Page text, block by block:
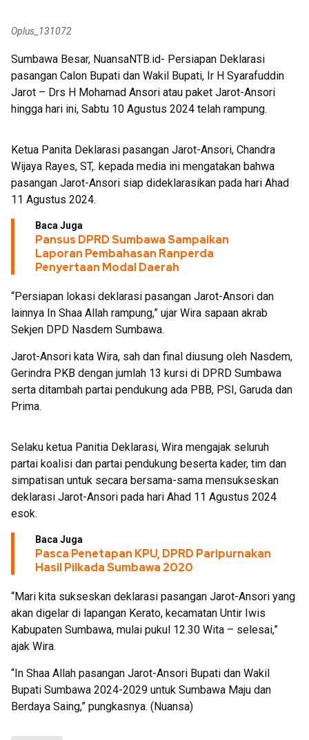
Oplus_131072
Sumbawa Besar, NuansaNTB.id- Persiapan Deklarasi
pasangan Calon Bupati dan Wakil Bupati, Ir H Syarafuddin
Jarot – Drs H Mohamad Ansori atau paket Jarot-Ansori
hingga hari ini, Sabtu 10 Agustus 2024 telah rampung.
Ketua Panita Deklarasi pasangan Jarot-Ansori, Chandra
Wijaya Rayes, ST,. kepada media ini mengatakan bahwa
pasangan Jarot-Ansori siap dideklarasikan pada hari Ahad
11 Agustus 2024.
Baca Juga
Pansus DPRD Sumbawa Sampaikan
Laporan Pembahasan Ranperda
Penyertaan Modal Daerah
“Persiapan lokasi deklarasi pasangan Jarot-Ansori dan
lainnya In Shaa Allah rampung,” ujar Wira sapaan akrab
Sekjen DPD Nasdem Sumbawa.
Jarot-Ansori kata Wira, sah dan final diusung oleh Nasdem,
Gerindra PKB dengan jumlah 13 kursi di DPRD Sumbawa
serta ditambah partai pendukung ada PBB, PSI, Garuda dan
Prima.
Selaku ketua Panitia Deklarasi, Wira mengajak seluruh
partai koalisi dan partai pendukung beserta kader, tim dan
simpatisan untuk secara bersama-sama mensukseskan
deklarasi Jarot-Ansori pada hari Ahad 11 Agustus 2024
esok.
Baca Juga
Pasca Penetapan KPU, DPRD Paripurnakan
Hasil Pilkada Sumbawa 2020
“Mari kita sukseskan deklarasi pasangan Jarot-Ansori yang
akan digelar di lapangan Kerato, kecamatan Untir Iwis
Kabupaten Sumbawa, mulai pukul 12.30 Wita – selesai,”
ajak Wira.
“In Shaa Allah pasangan Jarot-Ansori Bupati dan Wakil
Bupati Sumbawa 2024-2029 untuk Sumbawa Maju dan
Berdaya Saing,” pungkasnya. (Nuansa)